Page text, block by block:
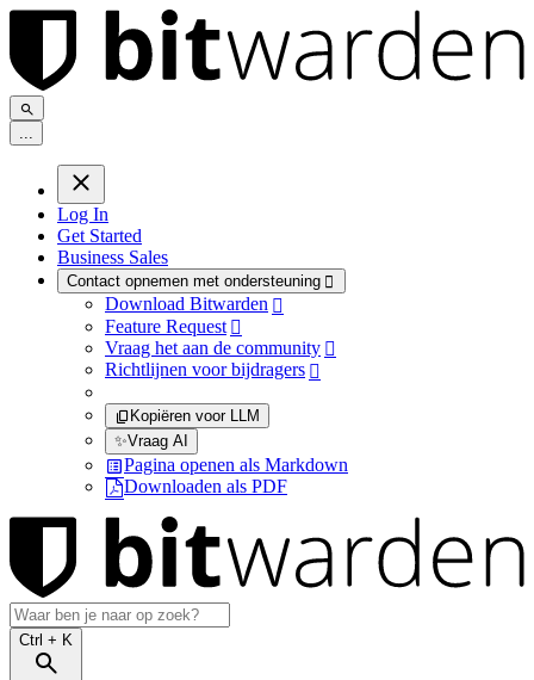
...
Log In
Get Started
Business Sales
Contact opnemen met ondersteuning 
Download Bitwarden 
Feature Request 
Vraag het aan de community 
Richtlijnen voor bijdragers 
Kopiëren voor LLM
✨Vraag AI
Pagina openen als Markdown
Downloaden als PDF
Ctrl + K